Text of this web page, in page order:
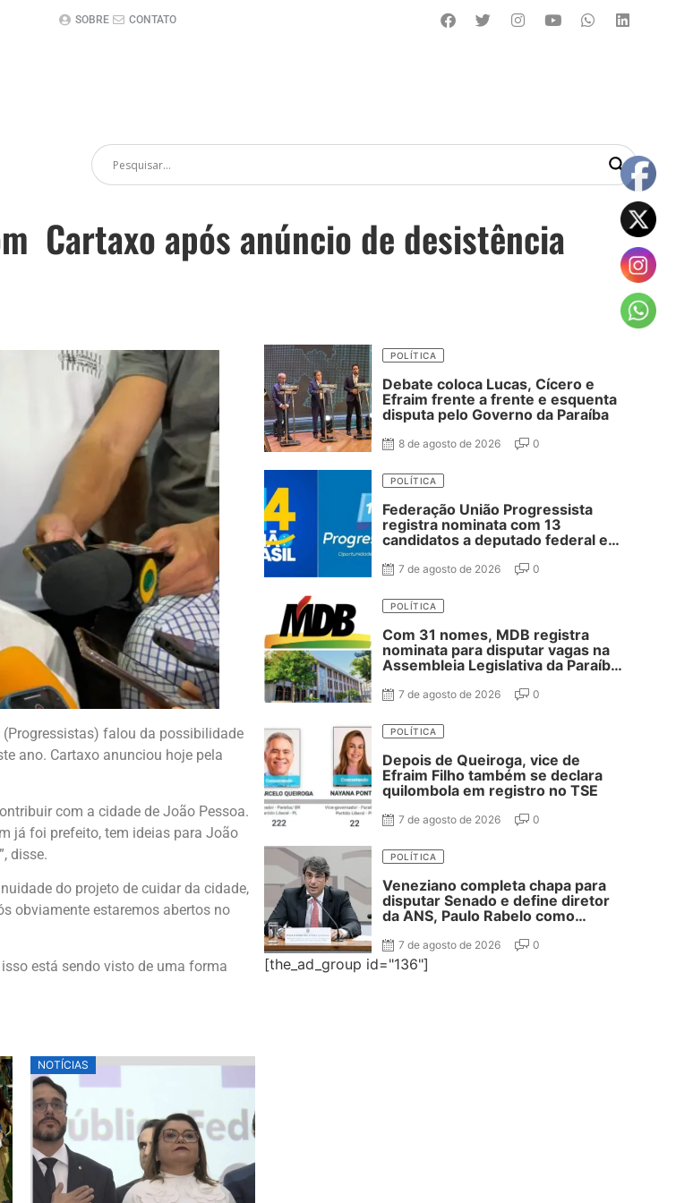
SOBRE CONTATO
Cartaxo após anúncio de desistência
(Progressistas) falou da possibilidade
ano. Cartaxo anunciou hoje pela
com a cidade de João Pessoa.
já foi prefeito, tem ideias para João
disse.
do projeto de cuidar da cidade,
obviamente estaremos abertos no
está sendo visto de uma forma
NOTÍCIAS
POLÍTICA
Debate coloca Lucas, Cícero e
Efraim frente a frente e esquenta
disputa pelo Governo da Paraíba
8 de agosto de 2026 0
POLÍTICA
Federação União Progressista
registra nominata com 13
candidatos a deputado federal e
7 de agosto de 2026 0
POLÍTICA
Com 31 nomes, MDB registra
nominata para disputar vagas na
Assembleia Legislativa da Paraíba;
7 de agosto de 2026 0
POLÍTICA
Depois de Queiroga, vice de
Efraim Filho também se declara
quilombola em registro no TSE
7 de agosto de 2026 0
POLÍTICA
Veneziano completa chapa para
disputar Senado e define diretor
da ANS, Paulo Rabelo como
7 de agosto de 2026 0
[the_ad_group id="136"]